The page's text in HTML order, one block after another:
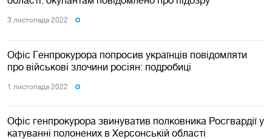
3 листопада 2022
Офіс Генпрокурора попросив українців повідомляти
про військові злочини росіян: подробиці
1 листопада 2022
Офіс генпрокурора звинуватив полковника Росгвардії у
катуванні полонених в Херсонській області